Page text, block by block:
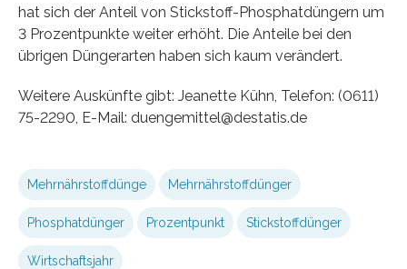
hat sich der Anteil von Stickstoff-Phosphatdüngern um
3 Prozentpunkte weiter erhöht. Die Anteile bei den
übrigen Düngerarten haben sich kaum verändert.
Weitere Auskünfte gibt: Jeanette Kühn, Telefon: (0611)
75-2290, E-Mail: duengemittel@destatis.de
Mehrnährstoffdünge Mehrnährstoffdünger
Phosphatdünger Prozentpunkt Stickstoffdünger
Wirtschaftsjahr